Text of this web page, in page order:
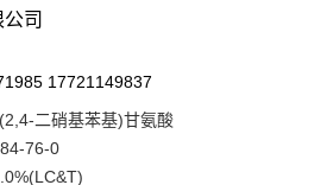
司
17721149837
二硝基苯基)甘氨酸
76-0